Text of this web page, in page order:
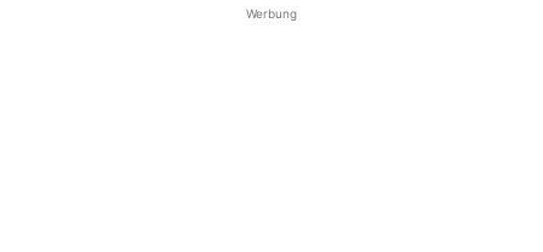
Werbung